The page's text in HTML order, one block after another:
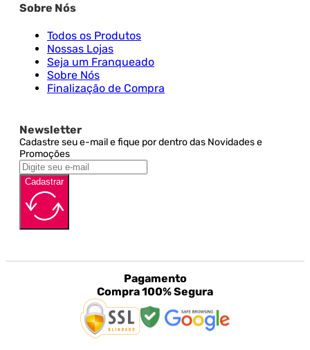
Sobre Nós
Todos os Produtos
Nossas Lojas
Seja um Franqueado
Sobre Nós
Finalização de Compra
Newsletter
Cadastre seu e-mail e fique por dentro das Novidades e
Promoções
Cadastrar
Pagamento
Compra 100% Segura